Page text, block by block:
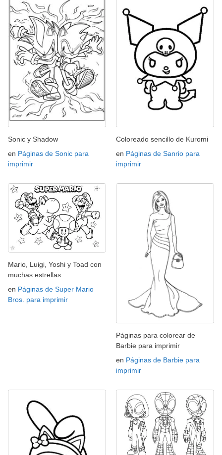
Sonic y Shadow
en Páginas de Sonic para
imprimir
Coloreado sencillo de Kuromi
en Páginas de Sanrio para
imprimir
Mario, Luigi, Yoshi y Toad con
muchas estrellas
en Páginas de Super Mario
Bros. para imprimir
Páginas para colorear de
Barbie para imprimir
en Páginas de Barbie para
imprimir